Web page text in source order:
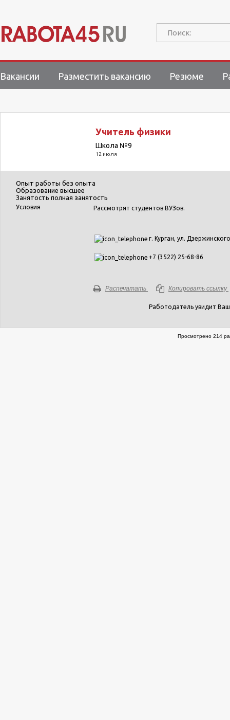
Поиск:
Вакансии Разместить вакансию Резюме
Учитель физики
Школа №9
12 июля
Опыт работы без опыта
Образование высшее
Занятость полная занятость
Условия Рассмотрят студентов ВУЗов.
г. Курган, ул.
+7 (3522) 25-68-86
Распечатать Копировать ссылку
Работодатель увидит
Просмотрено 214